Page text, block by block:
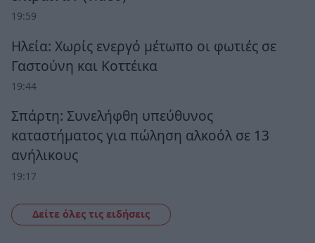
19:59
Ηλεία: Χωρίς ενεργό μέτωπο οι φωτιές σε
Γαστούνη και Κοττέικα
19:44
Σπάρτη: Συνελήφθη υπεύθυνος
καταστήματος για πώληση αλκοόλ σε 13
ανήλικους
19:17
Δείτε όλες τις ειδήσεις